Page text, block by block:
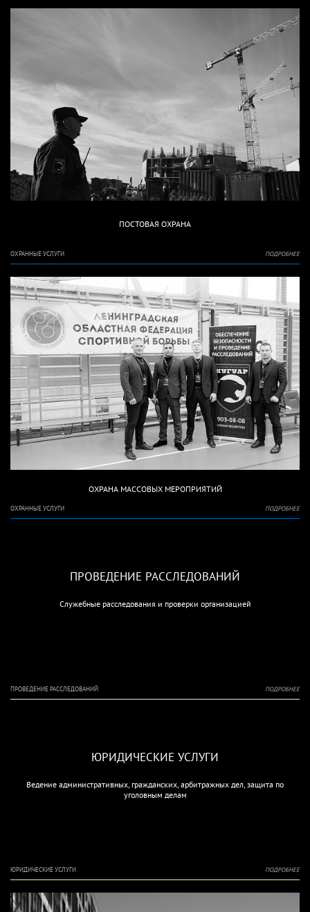
ПОСТОВАЯ ОХРАНА
ОХРАННЫЕ УСЛУГИ ПОДРОБНЕЕ
ОХРАНА МАССОВЫХ МЕРОПРИЯТИЙ
ОХРАННЫЕ УСЛУГИ ПОДРОБНЕЕ
ПРОВЕДЕНИЕ РАССЛЕДОВАНИЙ
Служебные расследования и проверки организацией
ПРОВЕДЕНИЕ РАССЛЕДОВАНИЙ ПОДРОБНЕЕ
ЮРИДИЧЕСКИЕ УСЛУГИ
Ведение административных, гражданских, арбитражных дел, защита по
уголовным делам
ЮРИДИЧЕСКИЕ УСЛУГИ ПОДРОБНЕЕ